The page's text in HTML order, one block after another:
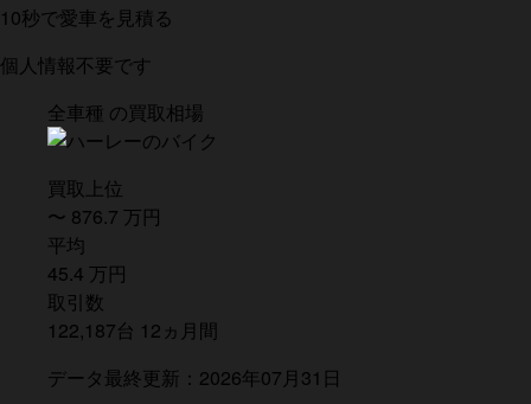
10秒で愛車を見積る
個人情報不要です
全車種 の買取相場
買取上位
〜 876.7 万円
平均
45.4 万円
取引数
122,187台 12 ヵ月間
データ最終更新：2026年07月31日